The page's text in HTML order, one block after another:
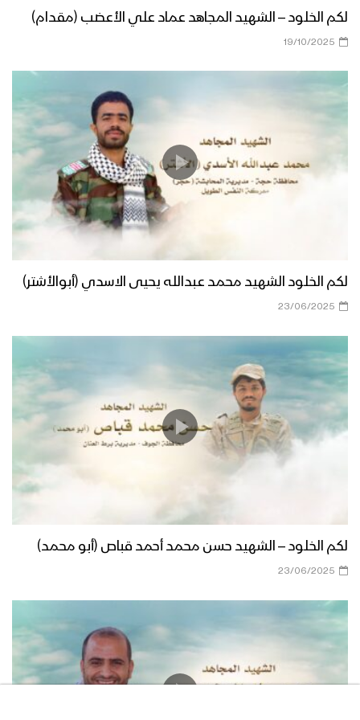
لكم الخلود – الشهيد المجاهد عماد علي الأعضب (مقدام)
19/10/2025
لكم الخلود الشهيد محمد عبدالله يحيى الاسدي (أبوالأشتر)
23/06/2025
لكم الخلود – الشهيد حسن محمد أحمد قباص (أبو محمد)
23/06/2025